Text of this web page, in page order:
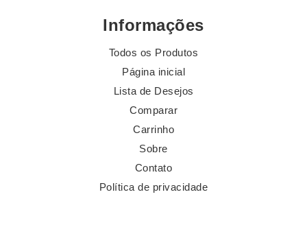
Informações
Todos os Produtos
Página inicial
Lista de Desejos
Comparar
Carrinho
Sobre
Contato
Política de privacidade